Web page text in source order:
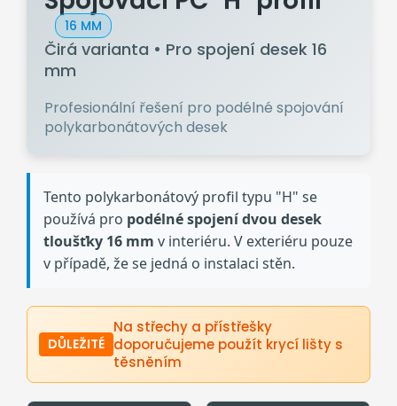
16 MM
Čirá varianta • Pro spojení desek 16
mm
Profesionální řešení pro podélné spojování
polykarbonátových desek
Tento polykarbonátový profil typu "H" se
používá pro podélné spojení dvou desek
tloušťky 16 mm v interiéru. V exteriéru pouze
v případě, že se jedná o instalaci stěn.
DŮLEŽITÉ
Na střechy a přístřešky
doporučujeme použít krycí lišty s
těsněním